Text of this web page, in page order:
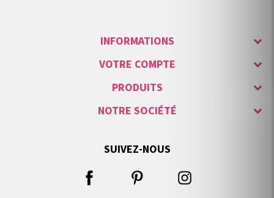
INFORMATIONS
VOTRE COMPTE
PRODUITS
NOTRE SOCIÉTÉ
SUIVEZ-NOUS